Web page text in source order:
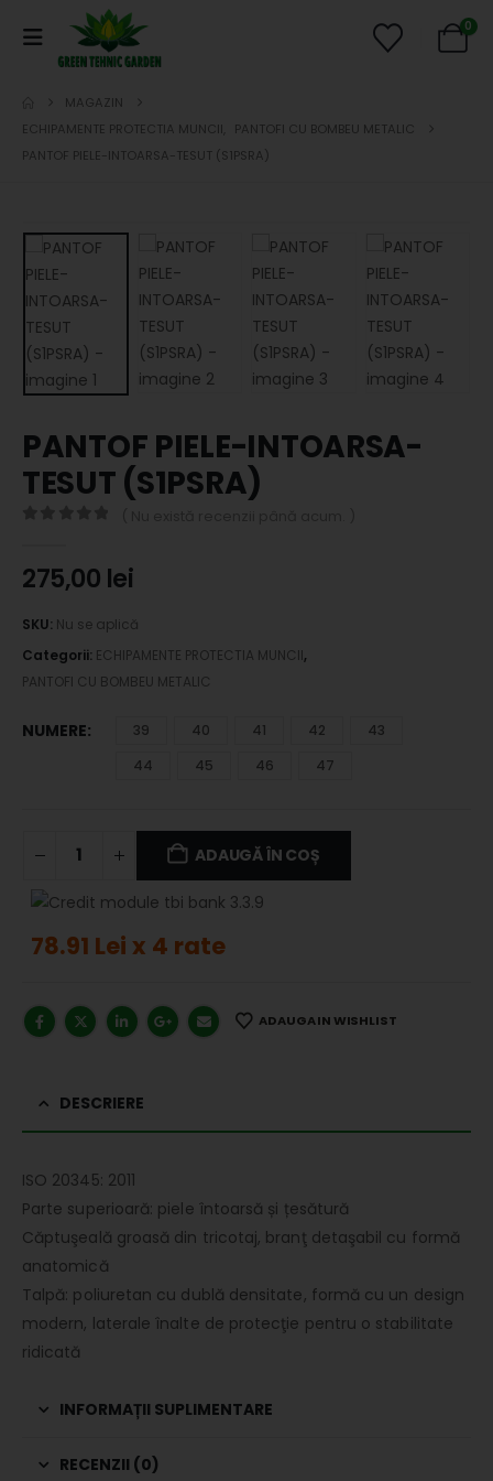
0
MAGAZIN
ECHIPAMENTE PROTECTIA MUNCII
PANTOFI CU BOMBEU METALIC
PANTOF PIELE-INTOARSA-TESUT (S1PSRA)
PANTOF PIELE-INTOARSA-
TESUT (S1PSRA)
275,00 lei
SKU: Nu se aplică
Categorii: ECHIPAMENTE PROTECTIA MUNCII,
PANTOFI CU BOMBEU METALIC
NUMERE 39 40 41 42
43
44
45 46 47
ADAUGĂ ÎN COȘ
78.91 Lei x 4 rate
ADAUGA IN WISHLIST
DESCRIERE
ISO 20345: 2011
Parte superioară: piele întoarsă și țesătură
Căptuşeală groasă din tricotaj, branţ detaşabil cu formă
anatomică
Talpă: poliuretan cu dublă densitate, formă cu un design
modern, laterale înalte de protecţie pentru o stabilitate
ridicată
INFORMAȚII SUPLIMENTARE
RECENZII (0)